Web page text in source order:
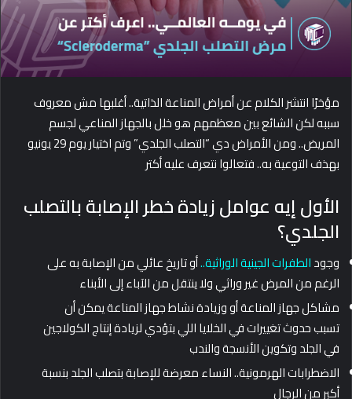
مؤخرًا انتشر الكلام عن أمراض المناعة الذاتية.. أغلبها مش معروف
سببه لكن الشائع بين معظمهم هو خلل بالجهاز المناعي لجسم
المريض.. ومن الأمراض دي “التصلب الجلدي” وتم اختيار يوم 29 يونيو
بهذف التوعية به.. فتعالوا نتعرف عليه أكتر
الأول إيه عوامل زيادة خطر الإصابة بالتصلب
الجلدي؟
وجودالطفرات الجينية الوراثية..أو تاريخ عائلي من الإصابة به على
الرغم من المرض غير وراثي ولا ينتقل من الآباء إلى الأبناء
مشاكل جهاز المناعة أو وزيادة نشاط جهاز المناعة يمكن أن
تسبب حدوث تغييرات في الخلايا اللي بتؤدي لزيادة إنتاج الكولاجين
في الجلد وتكوين الأنسجة والندب
الاضطرابات الهرمونية.. النساء معرضة للإصابة بتصلب الجلد بنسبة
أكبر من الرجال